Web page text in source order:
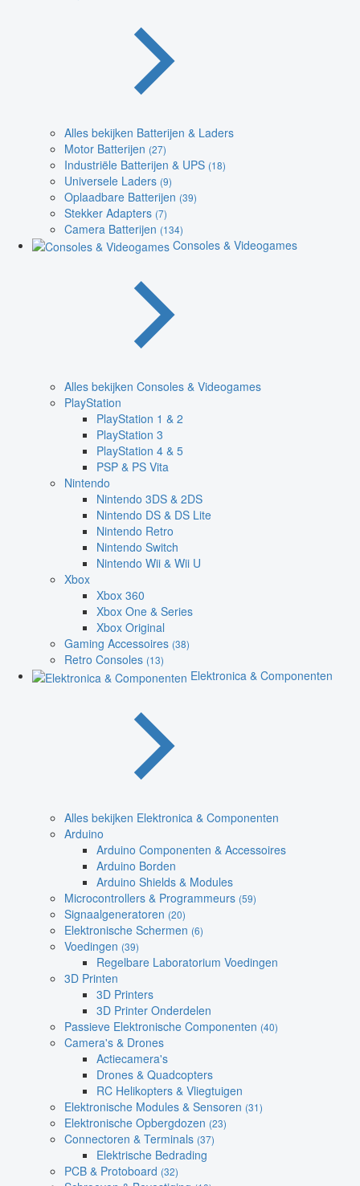
Alles bekijken Batterijen & Laders
Motor Batterijen (27)
Industriële Batterijen & UPS (18)
Universele Laders (9)
Oplaadbare Batterijen (39)
Stekker Adapters (7)
Camera Batterijen (134)
Consoles & Videogames
Alles bekijken Consoles & Videogames
PlayStation
PlayStation 1 & 2
PlayStation 3
PlayStation 4 & 5
PSP & PS Vita
Nintendo
Nintendo 3DS & 2DS
Nintendo DS & DS Lite
Nintendo Retro
Nintendo Switch
Nintendo Wii & Wii U
Xbox
Xbox 360
Xbox One & Series
Xbox Original
Gaming Accessoires (38)
Retro Consoles (13)
Elektronica & Componenten
Alles bekijken Elektronica & Componenten
Arduino
Arduino Componenten & Accessoires
Arduino Borden
Arduino Shields & Modules
Microcontrollers & Programmeurs (59)
Signaalgeneratoren (20)
Elektronische Schermen (6)
Voedingen (39)
Regelbare Laboratorium Voedingen
3D Printen
3D Printers
3D Printer Onderdelen
Passieve Elektronische Componenten (40)
Camera's & Drones
Actiecamera's
Drones & Quadcopters
RC Helikopters & Vliegtuigen
Elektronische Modules & Sensoren (31)
Elektronische Opbergdozen (23)
Connectoren & Terminals (37)
Elektrische Bedrading
PCB & Protoboard (32)